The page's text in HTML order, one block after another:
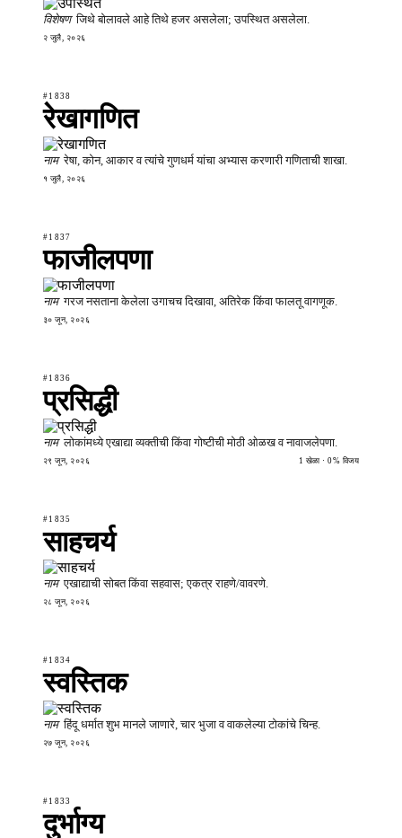
विशेषण जिथे बोलावले आहे तिथे हजर असलेला; उपस्थित असलेला.
२ जुलै, २०२६
#1838
रेखागणित
नाम रेषा, कोन, आकार व त्यांचे गुणधर्म यांचा अभ्यास करणारी गणिताची शाखा.
१ जुलै, २०२६
#1837
फाजीलपणा
नाम गरज नसताना केलेला उगाचच दिखावा, अतिरेक किंवा फालतू वागणूक.
३० जून, २०२६
#1836
प्रसिद्धी
नाम लोकांमध्ये एखाद्या व्यक्तीची किंवा गोष्टीची मोठी ओळख व नावाजलेपणा.
२९ जून, २०२६ 1 खेळा · 0% विजय
#1835
साहचर्य
नाम एखाद्याची सोबत किंवा सहवास; एकत्र राहणे/वावरणे.
२८ जून, २०२६
#1834
स्वस्तिक
नाम हिंदू धर्मात शुभ मानले जाणारे, चार भुजा व वाकलेल्या टोकांचे चिन्ह.
२७ जून, २०२६
#1833
दुर्भाग्य